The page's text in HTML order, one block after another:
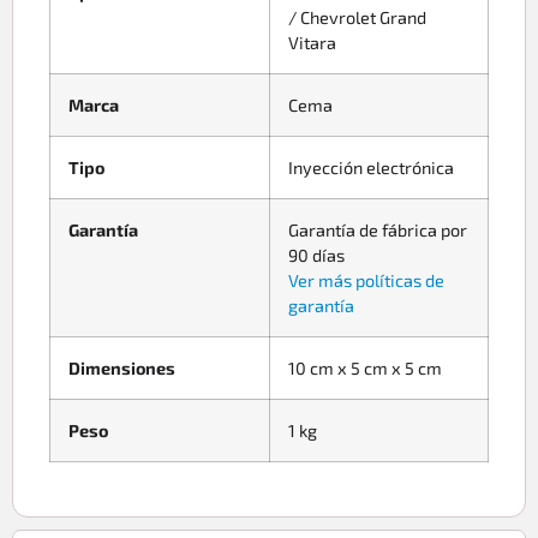
/ Chevrolet Grand
Vitara
Marca Cema
Tipo Inyección electrónica
Garantía
Garantía de fábrica por
90 días
Ver más políticas de
garantía
Dimensiones 10 cm x 5 cm x 5 cm
Peso 1 kg